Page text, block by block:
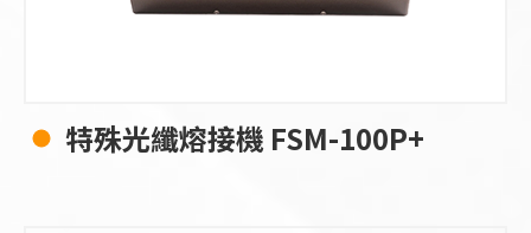
特殊光纖熔接機 FSM-100P+